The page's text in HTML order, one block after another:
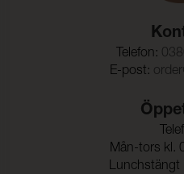
5
Telefon:
E-post:
Mån-tors kl.
Lunchstängt